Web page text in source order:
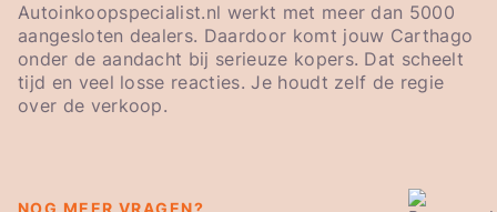
Autoinkoopspecialist.nl werkt met meer dan 5000
aangesloten dealers. Daardoor komt jouw Carthago
onder de aandacht bij serieuze kopers. Dat scheelt
tijd en veel losse reacties. Je houdt zelf de regie
over de verkoop.
NOG MEER VRAGEN?